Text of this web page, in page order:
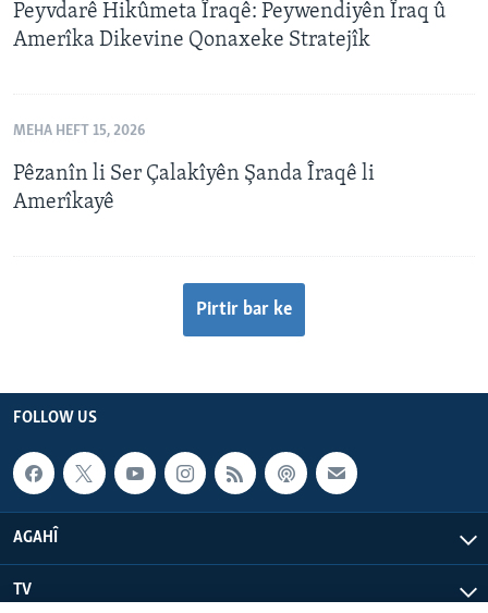
Peyvdarê Hikûmeta Îraqê: Peywendiyên Îraq û
Amerîka Dikevine Qonaxeke Stratejîk
MEHA HEFT 15, 2026
Pêzanîn li Ser Çalakîyên Şanda Îraqê li
Amerîkayê
Pirtir bar ke
FOLLOW US
AGAHÎ
TV